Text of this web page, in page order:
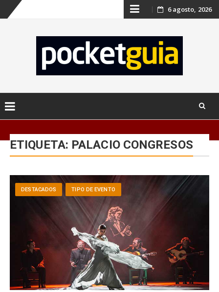
Skip
content
6 agosto, 2026
contentETIQUETA: PALACIO CONGRESOS
DESTACADOS TIPO DE EVENTO